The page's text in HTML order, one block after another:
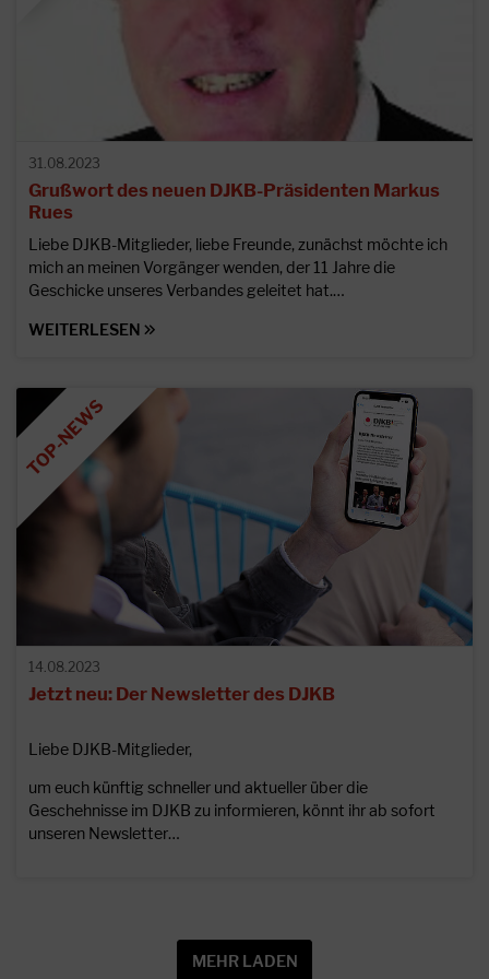
31.08.2023
Grußwort des neuen DJKB-Präsidenten Markus
Rues
Liebe DJKB-Mitglieder, liebe Freunde, zunächst möchte ich
mich an meinen Vorgänger wenden, der 11 Jahre die
Geschicke unseres Verbandes geleitet hat.…
WEITERLESEN
14.08.2023
Jetzt neu: Der Newsletter des DJKB
Liebe DJKB-Mitglieder,
um euch künftig schneller und aktueller über die
Geschehnisse im DJKB zu informieren, könnt ihr ab sofort
unseren Newsletter…
MEHR LADEN